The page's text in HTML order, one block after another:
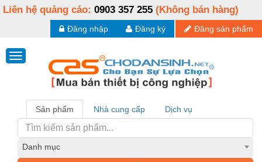
Liên hệ quảng cáo: 0903 357 255 (Không bán hàng)
Đăng sản phẩm
Đăng ký
Đăng nhập
Sản phẩm Nhà cung cấp Dịch vụ
Danh mục